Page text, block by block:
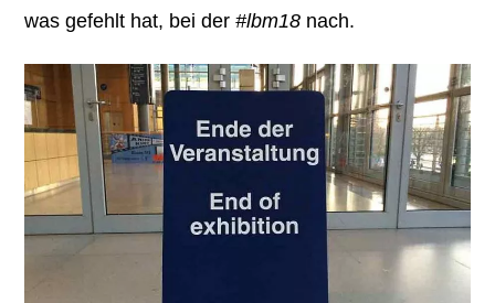
was gefehlt hat, bei der#lbm18 nach.